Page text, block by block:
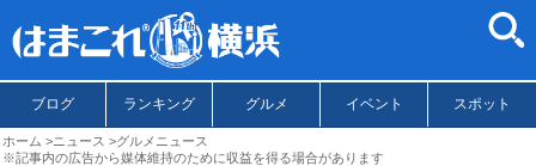
ブログ ランキング グルメ イベント スポット
ホーム ニュース
グルメニュース
※記事内の広告から媒体維持のために収益を得る場合があります